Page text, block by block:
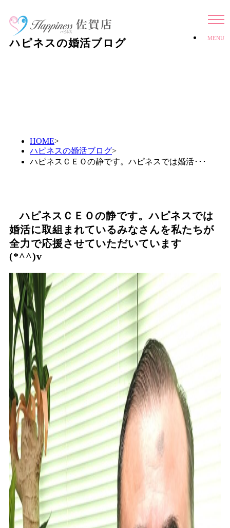
MENU
ハピネスの婚活ブログ
HOME>
ハピネスの婚活ブログ>
ハピネスＣＥＯの静です。ハピネスでは婚活･･･
ハピネスＣＥＯの静です。ハピネスでは
婚活に取組まれているみなさんを私たちが
全力で応援させていただいています
(*^^)v